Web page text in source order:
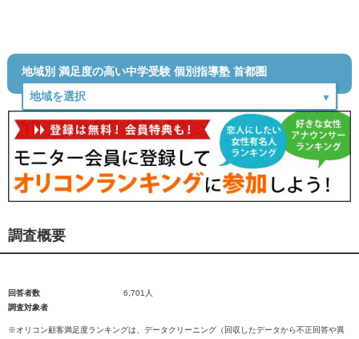
地域別 満足度の高い中学受験 個別指導塾 首都圏
調査概要
回答者数
6,701人
調査対象者
※オリコン顧客満足度ランキングは、データクリーニング（回収したデータから不正回答や異